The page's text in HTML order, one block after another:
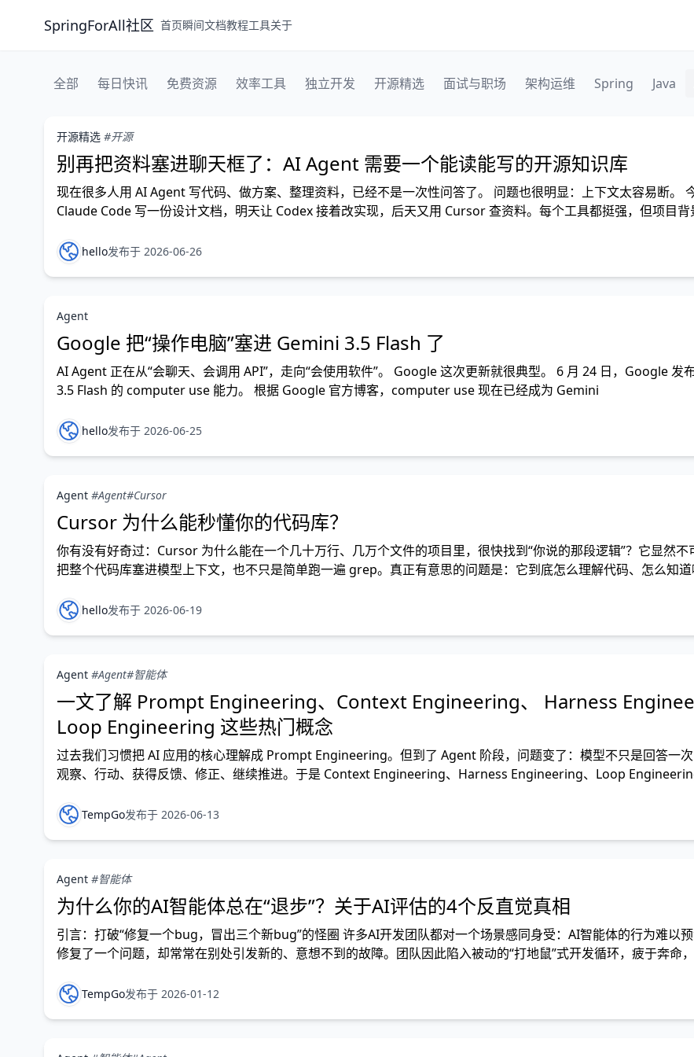
SpringForAll社区 首页瞬间文档教程工具关于
全部 每日快讯 免费资源 效率工具 独立开发 开源精选 面试与职场 架构运维 Spring Java
开源精选 #开源
别再把资料塞进聊天框了：AI Agent 需要一个能读能写的开源知识库
现在很多人用 AI Agent 写代码、做方案、整理资料，已经不是一次性问答了。 问题也很明显：上下文太容易断。
Claude Code 写一份设计文档，明天让 Codex 接着改实现，后天又用 Cursor 查资料。每个工具都挺强，但项目背
hello发布于 2026-06-26
Agent
Google 把“操作电脑”塞进 Gemini 3.5 Flash 了
AI Agent 正在从“会聊天、会调用 API”，走向“会使用软件”。 Google 这次更新就很典型。 6 月 24 日，Google 发
3.5 Flash 的 computer use 能力。 根据 Google 官方博客，computer use 现在已经成为 Gemini
hello发布于 2026-06-25
Agent #Agent#Cursor
Cursor 为什么能秒懂你的代码库？
你有没有好奇过：Cursor 为什么能在一个几十万行、几万个文件的项目里，很快找到“你说的那段逻辑”？它显然不
把整个代码库塞进模型上下文，也不只是简单跑一遍 grep。真正有意思的问题是：它到底怎么理解代码、怎么知道
hello发布于 2026-06-19
Agent #Agent#智能体
一文了解 Prompt Engineering、Context Engineering、 Harness
Loop Engineering 这些热门概念
过去我们习惯把 AI 应用的核心理解成 Prompt Engineering。但到了 Agent 阶段，问题变了：模型不只是回答一
观察、行动、获得反馈、修正、继续推进。于是 Context Engineering、Harness Engineering、Loop
TempGo发布于 2026-06-13
Agent #智能体
为什么你的AI智能体总在“退步”？关于AI评估的4个反直觉真相
引言：打破“修复一个bug，冒出三个新bug”的怪圈 许多AI开发团队都对一个场景感同身受：AI智能体的行为难以
修复了一个问题，却常常在别处引发新的、意想不到的故障。团队因此陷入被动的“打地鼠”式开发循环，疲于奔命
TempGo发布于 2026-01-12